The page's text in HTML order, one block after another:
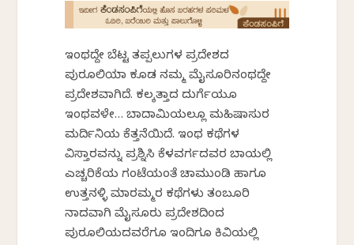
ಇಂಥದ್ದೇ ಬೆಟ್ಟ ತಪ್ಪಲುಗಳ ಪ್ರದೇಶದ
ಪುರೂಲಿಯಾ ಕೂಡ ನಮ್ಮ ಮೈಸೂರಿನಂಥದ್ದೇ
ಪ್ರದೇಶವಾಗಿದೆ. ಕಲ್ಕತ್ತಾದ ದುರ್ಗೆಯೂ
ಇಂಥವಳೇ… ಬಾದಾಮಿಯಲ್ಲೂ ಮಹಿಷಾಸುರ
ಮರ್ದಿನಿಯ ಕೆತ್ತನೆಯಿದೆ. ಇಂಥ ಕಥೆಗಳ
ವಿಸ್ತಾರವನ್ನು ಪ್ರಶ್ನಿಸಿ ಕೆಳವರ್ಗದವರ ಬಾಯಲ್ಲಿ
ಎಚ್ಚರಿಕೆಯ ಗಂಟೆಯಂತೆ ಚಾಮುಂಡಿ ಹಾಗೂ
ಉತ್ತನಳ್ಳಿ ಮಾರಮ್ಮರ ಕಥೆಗಳು ತಂಬೂರಿ
ನಾದವಾಗಿ ಮೈಸೂರು ಪ್ರದೇಶದಿಂದ
ಪುರೂಲಿಯದವರೆಗೂ ಇಂದಿಗೂ ಕಿವಿಯಲ್ಲಿ